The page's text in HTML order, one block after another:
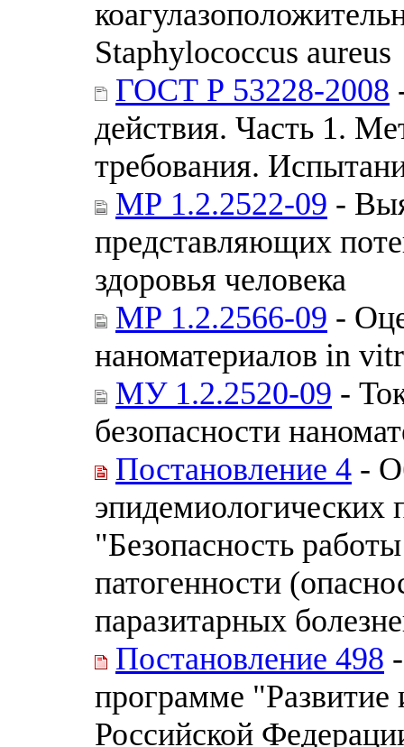
Staphylococcus aureus
ГОСТ Р 53228-2008
действия. Часть 1.
требования.
МР 1.2.2522-09 -
представляющих
здоровья человека
МР 1.2.2566-09 -
наноматериалов in
МУ 1.2.2520-09 -
безопасности
Постановление 4 -
"Безопасность
патогенности
паразитарных
Постановление 498
программе
Российской